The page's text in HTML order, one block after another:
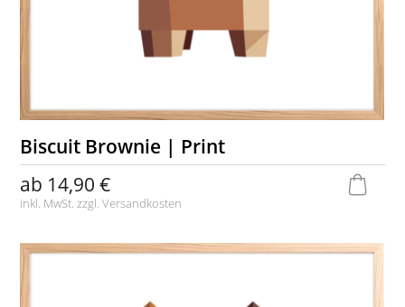
Biscuit Brownie | Print
ab 14,90 €
inkl. MwSt. zzgl.Versandkosten